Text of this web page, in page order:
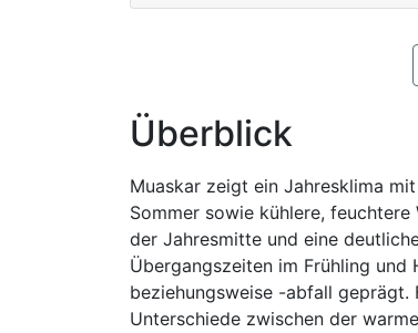
Überblick
Muaskar zeigt ein Jahresklima
Sommer sowie kühlere,
der Jahresmitte und eine
Übergangszeiten im Frühling
beziehungsweise -abfall geprägt.
Unterschiede zwischen der